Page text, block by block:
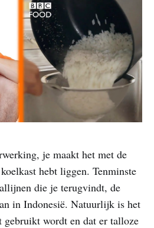
je maakt het met de
hebt liggen. Tenminste
die je terugvindt, de
in Indonesië. Natuurlijk is het
wordt en dat er talloze